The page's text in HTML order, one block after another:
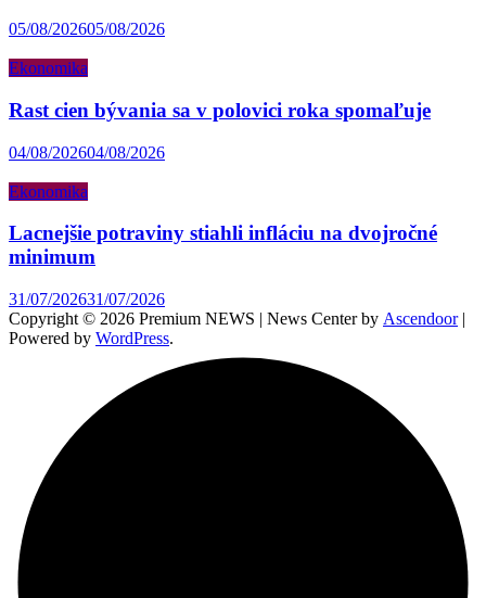
05/08/202605/08/2026
Ekonomika
Rast cien bývania sa v polovici roka spomaľuje
04/08/202604/08/2026
Ekonomika
Lacnejšie potraviny stiahli infláciu na dvojročné
minimum
31/07/202631/07/2026
Copyright © 2026 Premium NEWS | News Center by Ascendoor|
Powered by WordPress.